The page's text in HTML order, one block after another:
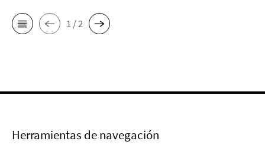
1 / 2
Herramientas de navegación